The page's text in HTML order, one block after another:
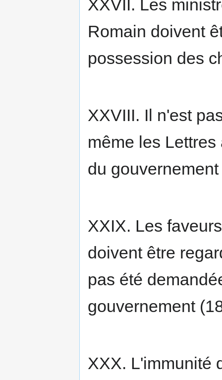
XXVII. Les
Romain doivent
possession des
XXVIII. Il n'est
même les
du
XXIX. Les
doivent être
pas été
gouvernement
XXX. L'immunité